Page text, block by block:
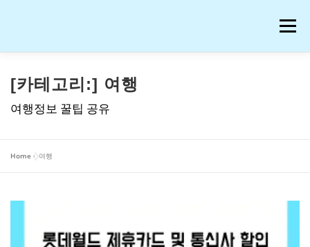
메뉴
공부 여행 운동
애니메이션 블로그 꿀팁 피아노 음악
[카테고리:] 여행
여행정보 꿀팁 공유
Home »여행